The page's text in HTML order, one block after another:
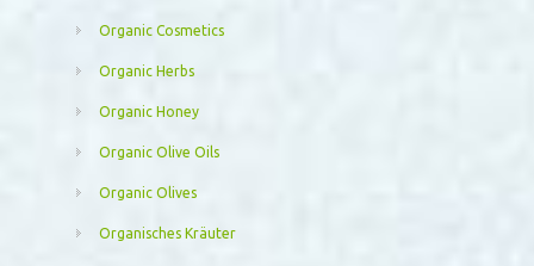
Organic Cosmetics
Organic Herbs
Organic Honey
Organic Olive Oils
Organic Olives
Organisches Kräuter